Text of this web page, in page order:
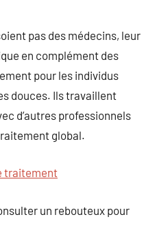
pas des médecins, leur
en complément des
pour les individus
douces. Ils travaillent
d’autres professionnels
global.
traitement
un rebouteux pour